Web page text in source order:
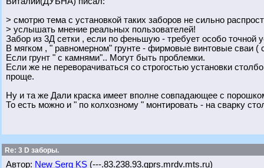
> смотрю тема с установкой таких заборов не сильно
> услышать мнение реальных пользователей!
Забор из 3Д сетки , если по феньшую - требует особо точной
В мягком , " равномерном" грунте - фирмовые винтовые сваи
Если грунт " с камнями".. Могут быть проблемки.
Если же не переворачиваться со строгостью установки
проще.
Ну и та же Дали краска имеет вполне совпадающее с
То есть можно и " по колхозному " монтировать - на сварку
Re: 3 D заборы.
Автор: New Serg KS (---.83.238.93.gprs.mrdv.mts.ru)